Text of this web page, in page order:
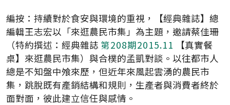
編按：持續對於食安與環境的重視，【經典雜誌】總
編輯王志宏以「來逛農民市集」為主題，邀請蔡佳珊
（特約撰述：經典雜誌 第208期2015.11 【真實餐
桌】來逛農民市集）與合樸的孟凱對談。以往都市人
總是不知盤中飧來歷，但近年來風起雲湧的農民市
集，跳脫既有產銷結構和規則，生產者與消費者終於
面對面，彼此建立信任與感情。